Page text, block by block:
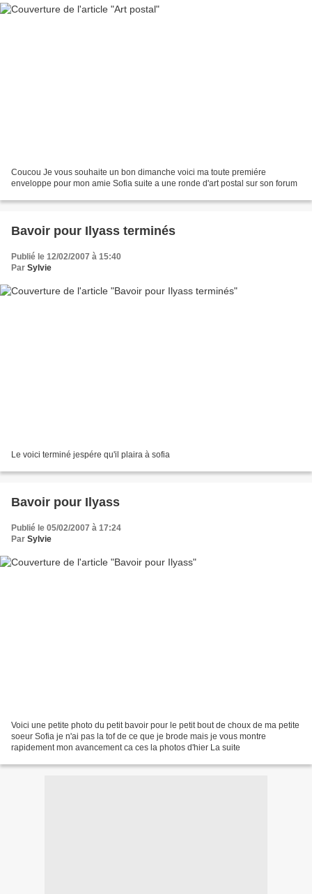
Coucou Je vous souhaite un bon dimanche voici ma toute premiére
enveloppe pour mon amie Sofia suite a une ronde d'art postal sur son forum
Bavoir pour Ilyass terminés
Publié le 12/02/2007 à 15:40
Par Sylvie
Le voici terminé jespére qu'il plaira à sofia
Bavoir pour Ilyass
Publié le 05/02/2007 à 17:24
Par Sylvie
Voici une petite photo du petit bavoir pour le petit bout de choux de ma petite
soeur Sofia je n'ai pas la tof de ce que je brode mais je vous montre
rapidement mon avancement ca ces la photos d'hier La suite